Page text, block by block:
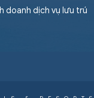
doanh dịch vụ lưu trú